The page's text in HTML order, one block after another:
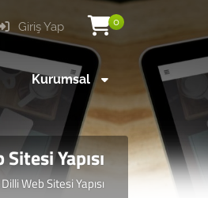
0
Giriş Yap
Kurumsal
Yapısı
Web Sitesi Yapısı